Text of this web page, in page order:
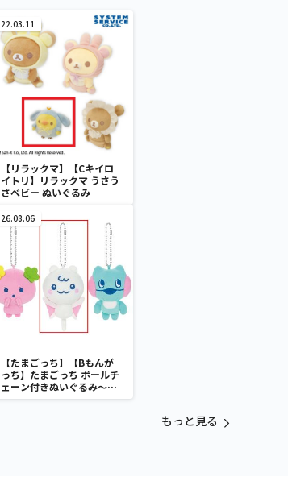
22.03.11
【リラックマ】【Cキイロ
イトリ】リラックマ うさう
さべビー ぬいぐるみ
26.08.06
【たまごっち】【Bもんが
っち】たまごっち ボールチ
ェーン付きぬいぐるみ～
Tamagotchi Paradise～
もっと見る